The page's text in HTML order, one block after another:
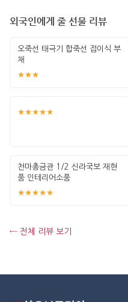
외국인에게 줄 선물 리뷰
오죽선 태극기 합죽선 접이식 부
채
★★★
★★★★★
천마총금관 1/2 신라국보 재현
품 인테리어소품
★★★★★
← 전체 리뷰 보기